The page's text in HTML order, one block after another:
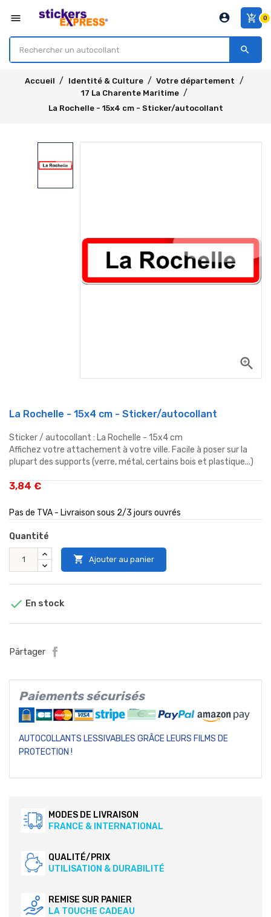
menu add_shopping_cart 0
account_circle
search
Accueil Identité & Culture
Votre département
17 La Charente Maritime
La Rochelle - 15x4 cm - Sticker/autocollant
zoom_in
La Rochelle - 15x4 cm - Sticker/autocollant
Sticker / autocollant : La Rochelle - 15x4 cm
Affichez votre attachement à votre ville. Facile à poser sur la
plupart des supports (verre, métal, certains bois et plastique...)
3,84 €
Pas de TVA - Livraison sous 2/3 jours ouvrés
Quantité
 Ajouter au panier
 En stock
Pärtager
Paiements sécurisés
AUTOCOLLANTS LESSIVABLES GRÂCE LEURS FILMS DE
PROTECTION !
MODES DE LIVRAISON
FRANCE & INTERNATIONAL
QUALITÉ/PRIX
UTILISATION & DURABILITÉ
REMISE SUR PANIER
LA TOUCHE CADEAU